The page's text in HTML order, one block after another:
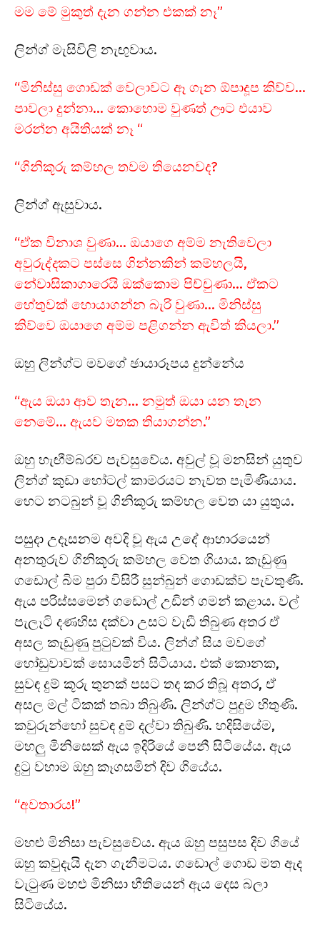
මම මේ මුකුත් දැන ගන්න එකක් නෑ”
ලින්ග් මැසිවිලි නැඟුවාය.
“මිනිස්සු ගොඩක් වෙලාවට ඈ ගැන ඕපාදූප කිව්ව…
පාවලා දුන්නා… කොහොම වුණත් ඌට එයාව
මරන්න අයිතියක් නෑ “
“ගිනිකූරු කම්හල තවම තියෙනවද?
ලින්ග් ඇසුවාය.
“ඒක විනාශ වුණා… ඔයාගෙ අම්ම නැතිවෙලා
අවුරුද්දකට පස්සෙ ගින්නකින් කම්හලයි,
නේවාසිකාගාරෙයි ඔක්කොම පිච්චුණා… ඒකට
හේතුවක් හොයාගන්න බැරි වුණා… මිනිස්සු
කිව්වෙ ඔයාගෙ අම්ම පළිගන්න ඇවිත් කියලා.”
ඔහු ලින්ග්ට මවගේ ඡායාරූපය දුන්නේය
“ඇය ඔයා ආව තැන… නමුත් ඔයා යන තැන
නෙමේ… ඇයව මතක තියාගන්න.”
ඔහු හැඟීම්බරව පැවසුවේය. අවුල් වූ මනසින් යුතුව
ලින්ග් කුඩා හෝටල් කාමරයට නැවත පැමිණියාය.
හෙට නටබුන් වූ ගිනිකූරු කම්හල වෙත යා යුතුය.
පසුදා උදෑසනම අවදි වූ ඇය උදේ ආහාරයෙන්
අනතුරුව ගිනිකූරු කම්හල වෙත ගියාය. කැඩුණු
ගඩොල් බිම පුරා විසිරී සුන්බුන් ගොඩක්ව පැවතුණි.
ඇය පරිස්සමෙන් ගඩොල් උඩින් ගමන් කළාය. වල්
පැලෑටි දණහිස දක්වා උසට වැඩී තිබුණ අතර ඒ
අසල කැඩුණු පුටුවක් විය. ලින්ග් සිය මවගේ
හෝඩුවාවක් සොයමින් සිටියාය. එක් කොනක,
සුවඳ දුම් කූරු තුනක් පසට තද කර තිබූ අතර, ඒ
අසල මල් ටිකක් තබා තිබුණි. ලින්ග්ට පුදුම හිතුණි.
කවුරුන්හෝ සුවඳ දුම් දල්වා තිබුණි. හදිසියේම,
මහලු මිනිසෙක් ඇය ඉදිරියේ පෙනී සිටියේය. ඇය
දුටු වහාම ඔහු කෑගසමින් දිව ගියේය.
“අවතාරය!”
මහළු මිනිසා පැවසුවේය. ඇය ඔහු පසුපස දිව ගියේ
ඔහු කවුදැයි දැන ගැනීමටය. ගඩොල් ගොඩ මත ඇද
වැටුණ මහළු මිනිසා භීතියෙන් ඇය දෙස බලා
සිටියේය.